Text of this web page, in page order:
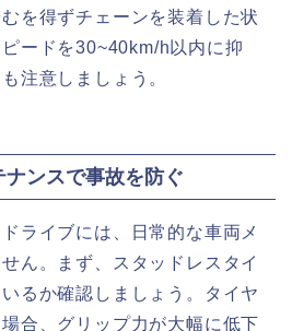
を得ずチェーンを装着した状
ードを30~40km/h以内に抑
注意しましょう。
ナンスで事故を防ぐ
ライブには、日常的な車両メ
ん。まず、スタッドレスタイ
るか確認しましょう。タイヤ
合、グリップ力が大幅に低下